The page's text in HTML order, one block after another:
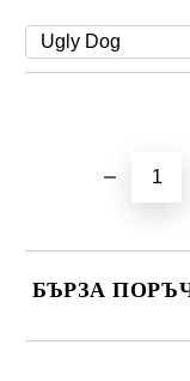
БЪРЗА